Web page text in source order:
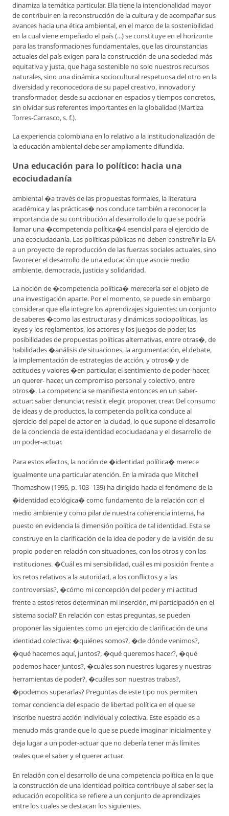
dinamiza la temática particular. Ella tiene la intencionalidad mayor
de contribuir en la reconstrucción de la cultura y de acompañar sus
avances hacia una ética ambiental, en el marco de la sostenibilidad
en la cual viene empeñado el país (...) se constituye en el horizonte
para las transformaciones fundamentales, que las circunstancias
actuales del país exigen para la construcción de una sociedad más
equitativa y justa, que haga sostenible no solo nuestros recursos
naturales, sino una dinámica sociocultural respetuosa del otro en la
diversidad y reconocedora de su papel creativo, innovador y
transformador, desde su accionar en espacios y tiempos concretos,
sin olvidar sus referentes importantes en la globalidad (Martiza
Torres-Carrasco, s. f.).
La experiencia colombiana en lo relativo a la institucionalización de
la educación ambiental debe ser ampliamente difundida.
Una educación para lo político: hacia una
ecociudadanía
ambiental �a través de las propuestas formales, la literatura
académica y las prácticas� nos conduce también a reconocer la
importancia de su contribución al desarrollo de lo que se podría
llamar una �competencia política�4 esencial para el ejercicio de
una ecociudadanía. Las políticas públicas no deben constreñir la EA
a un proyecto de reproducción de las fuerzas sociales actuales, sino
favorecer el desarrollo de una educación que asocie medio
ambiente, democracia, justicia y solidaridad.
La noción de �competencia política� merecería ser el objeto de
una investigación aparte. Por el momento, se puede sin embargo
considerar que ella integre los aprendizajes siguientes: un conjunto
de saberes �como las estructuras y dinámicas sociopolíticas, las
leyes y los reglamentos, los actores y los juegos de poder, las
posibilidades de propuestas políticas alternativas, entre otras�, de
habilidades �análisis de situaciones, la argumentación, el debate,
la implementación de estrategias de acción, y otros� y de
actitudes y valores �en particular, el sentimiento de poder-hacer,
un querer- hacer, un compromiso personal y colectivo, entre
otros�. La competencia se manifiesta entonces en un saber-
actuar: saber denunciar, resistir, elegir, proponer, crear. Del consumo
de ideas y de productos, la competencia política conduce al
ejercicio del papel de actor en la ciudad, lo que supone el desarrollo
de la conciencia de esta identidad ecociudadana y el desarrollo de
un poder-actuar.
Para estos efectos, la noción de �identidad política� merece
igualmente una particular atención. En la mirada que Mitchell
Thomashow (1995, p. 103- 139) ha dirigido hacia el fenómeno de la
�identidad ecológica� como fundamento de la relación con el
medio ambiente y como pilar de nuestra coherencia interna, ha
puesto en evidencia la dimensión política de tal identidad. Esta se
construye en la clarificación de la idea de poder y de la visión de su
propio poder en relación con situaciones, con los otros y con las
instituciones. �Cuál es mi sensibilidad, cuál es mi posición frente a
los retos relativos a la autoridad, a los conflictos y a las
controversias?, �cómo mi concepción del poder y mi actitud
frente a estos retos determinan mi inserción, mi participación en el
sistema social? En relación con estas preguntas, se pueden
proponer las siguientes como un ejercicio de clarificación de una
identidad colectiva: �quiénes somos?, �de dónde venimos?,
�qué hacemos aquí, juntos?, �qué queremos hacer?, �qué
podemos hacer juntos?, �cuáles son nuestros lugares y nuestras
herramientas de poder?, �cuáles son nuestras trabas?,
�podemos superarlas? Preguntas de este tipo nos permiten
tomar conciencia del espacio de libertad política en el que se
inscribe nuestra acción individual y colectiva. Este espacio es a
menudo más grande que lo que se puede imaginar inicialmente y
deja lugar a un poder-actuar que no debería tener más límites
reales que el saber y el querer actuar.
En relación con el desarrollo de una competencia política en la que
la construcción de una identidad política contribuye al saber-ser, la
educación ecopolítica se refiere a un conjunto de aprendizajes
entre los cuales se destacan los siguientes.